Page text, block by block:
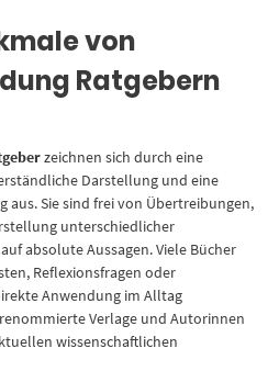
von
Ratgebern
zeichnen sich durch eine
Darstellung und eine
aus. Sie sind frei von Übertreibungen,
unterschiedlicher
absolute Aussagen. Viele Bücher
Reflexionsfragen oder
Anwendung im Alltag
Verlage und Autorinnen
wissenschaftlichen